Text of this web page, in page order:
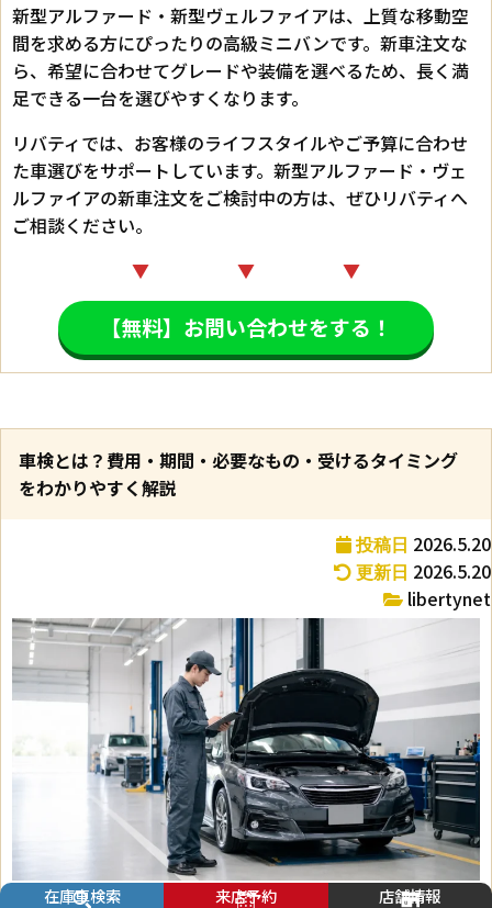
新型アルファード・新型ヴェルファイアは、上質な移動空
間を求める方にぴったりの高級ミニバンです。新車注文な
ら、希望に合わせてグレードや装備を選べるため、長く満
足できる一台を選びやすくなります。
リバティでは、お客様のライフスタイルやご予算に合わせ
た車選びをサポートしています。新型アルファード・ヴェ
ルファイアの新車注文をご検討中の方は、ぜひリバティへ
ご相談ください。
▼ ▼ ▼
【無料】お問い合わせをする！
車検とは？費用・期間・必要なもの・受けるタイミング
をわかりやすく解説
投稿日 2026.5.20
更新日 2026.5.20
libertynet
在庫車検索 来店予約 店舗情報